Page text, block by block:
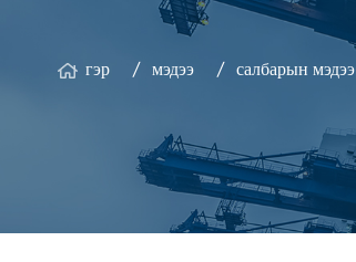
гэр мэдээ салбарын мэдээ